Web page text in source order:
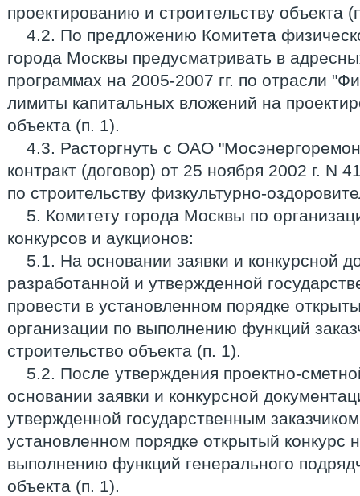
проектированию и строительству объекта
4.2. По предложению Комитета
города Москвы предусматривать в
программах на 2005-2007 гг. по отрасли
лимиты капитальных вложений на
объекта (п. 1).
4.3. Расторгнуть с ОАО
контракт (договор) от 25 ноября 2002 г. N
по строительству физкультурно-
5. Комитету города Москвы по
конкурсов и аукционов:
5.1. На основании заявки и конкурсной
разработанной и утвержденной
провести в установленном порядке
организации по выполнению функций
строительство объекта (п. 1).
5.2. После утверждения проектно-
основании заявки и конкурсной
утвержденной государственным
установленном порядке открытый конкурс
выполнению функций генерального
объекта (п. 1).